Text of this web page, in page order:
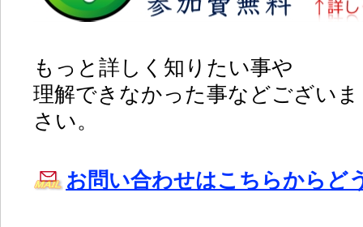
もっと詳しく知りたい事や
理解できなかった事などござい
さい。
お問い合わせはこちらからど